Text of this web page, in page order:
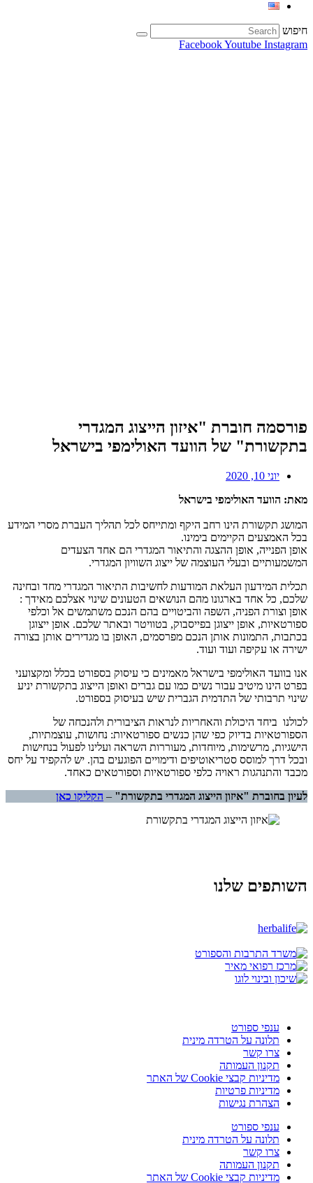
חיפוש
FacebookYoutube Instagram
פורסמה חוברת "איזון הייצוג המגדרי
בתקשורת" של הוועד האולימפי בישראל
יוני 10, 2020
מאת: הוועד האולימפי בישראל
המושג תקשורת הינו רחב היקף ומתייחס לכל תהליך העברת מסרי המידע
בכל האמצעים הקיימים בימינו.
אופן הפנייה, אופן ההצגה והתיאור המגדרי הם אחד הצעדים
המשמעותיים ובעלי העוצמה של ייצוג השוויון המגדרי.
תכלית המידעון העלאת המודעות לחשיבות התיאור המגדרי מחד ובחינה
שלכם, כל אחד בארגונו מהם הנושאים הטעונים שינוי אצלכם מאידך :
אופן וצורת הפניה, השפה והביטויים בהם הנכם משתמשים אל וכלפי
ספורטאיות, אופן ייצוגן בפייסבוק, בטוויטר ובאתר שלכם. אופן ייצוגן
בכתבות, התמונות אותן הנכם מפרסמים, האופן בו מגדירים אותן בצורה
ישירה או עקיפה ועוד ועוד.
אנו בוועד האולימפי בישראל מאמינים כי עיסוק בספורט בכלל ומקצועני
בפרט הינו מיטיב עבור נשים כמו עם גברים ואופן הייצוג בתקשורת יניע
שינוי תרבותי של התדמית הגברית שיש בעיסוק בספורט.
לכולנו ביחד היכולת והאחריות לנראות הציבורית ולהנכחה של
הספורטאיות בדיוק כפי שהן כנשים ספורטאיות: נחושות, עוצמתיות,
הישגיות, מרשימות, מיוחדות, מעוררות השראה ועלינו לפעול בנחישות
ובכל דרך למוסס סטריאוטיפים ודימויים הפוגעים בהן. יש להקפיד על יחס
מכבד והתנהגות ראויה כלפי ספורטאיות וספורטאים כאחד.
לעיון בחוברת "איזון הייצוג המגדרי בתקשורת" – הקליקו כאן
השותפים שלנו
ענפי ספורט
תלונה על הטרדה מינית
צרו קשר
תקנון העמותה
מדיניות קבצי Cookie של האתר
מדיניות פרטיות
הצהרת נגישות
ענפי ספורט
תלונה על הטרדה מינית
צרו קשר
תקנון העמותה
מדיניות קבצי Cookie של האתר